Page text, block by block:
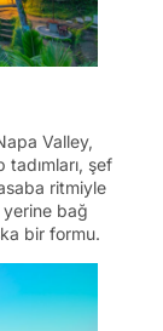
Valley,
şef
ritmiyle
yerine bağ
bir formu.